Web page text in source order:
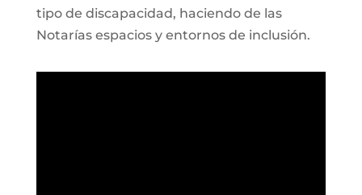
tipo de discapacidad, haciendo de las
Notarías espacios y entornos de inclusión.